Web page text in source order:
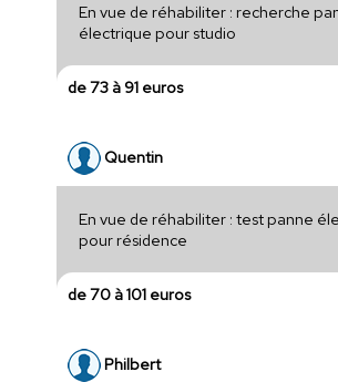
En vue de réhabiliter : recherche
électrique pour studio
de 73 à 91 euros
Quentin
En vue de réhabiliter : test panne
pour résidence
de 70 à 101 euros
Philbert